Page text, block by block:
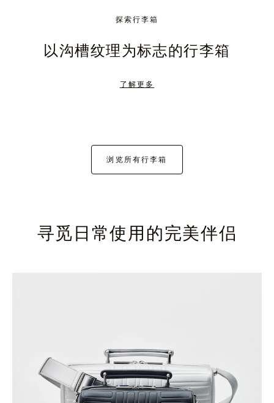
探索行李箱
以沟槽纹理为标志的行李箱
了解更多
浏览所有行李箱
寻觅日常使用的完美伴侣